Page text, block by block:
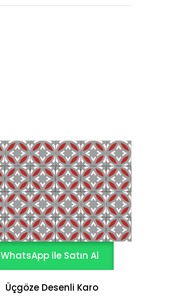
WhatsApp ile Satın Al
Üçgöze Desenli Karo